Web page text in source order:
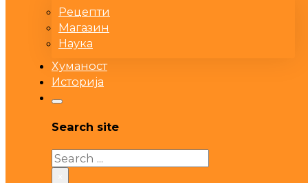
Рецепти
Магазин
Наука
Хуманост
Историја
Search site
Search